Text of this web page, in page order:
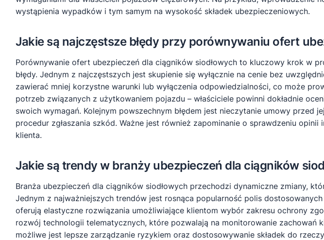
wystąpienia wypadków i tym samym na wysokość składek ubezpieczeniowych.
Jakie są najczęstsze błędy przy porównywaniu ofert
Porównywanie ofert ubezpieczeń dla ciągników siodłowych to kluczowy krok w
błędy. Jednym z najczęstszych jest skupienie się wyłącznie na cenie bez
zawierać mniej korzystne warunki lub wyłączenia odpowiedzialności, co może
potrzeb związanych z użytkowaniem pojazdu – właściciele powinni dokładnie
swoich wymagań. Kolejnym powszechnym błędem jest nieczytanie umowy
procedur zgłaszania szkód. Ważne jest również zapominanie o sprawdzeniu
klienta.
Jakie są trendy w branży ubezpieczeń dla ciągników
Branża ubezpieczeń dla ciągników siodłowych przechodzi dynamiczne zmiany,
Jednym z najważniejszych trendów jest rosnąca popularność polis
oferują elastyczne rozwiązania umożliwiające klientom wybór zakresu ochrony
rozwój technologii telematycznych, które pozwalają na monitorowanie
możliwe jest lepsze zarządzanie ryzykiem oraz dostosowywanie składek do